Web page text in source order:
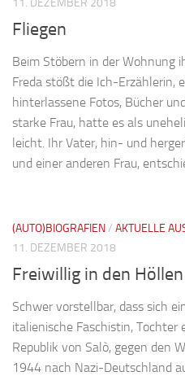
Fliegen
Beim Stöbern in der Wohnung
Freda stößt die Ich-Erzählerin,
hinterlassene Fotos, Bücher
starke Frau, hatte es als
leicht. Ihr Vater, hin- und
und einer anderen Frau,
(AUTO)BIOGRAFIEN/ AKTUELLE
11. DEZEMBER 2018
Freiwillig in den
Schwer vorstellbar, dass sich
italienische Faschistin, Tochter
Republik von Salò, gegen den
1944 nach Nazi-Deutschland